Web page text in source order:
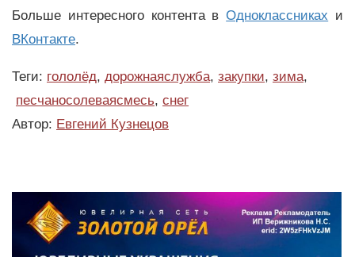
Больше интересного контента вОдноклассниках и
ВКонтакте.
Теги: гололёд, дорожнаяслужба, закупки, зима,
песчаносолеваясмесь, снег
Автор: Евгений Кузнецов